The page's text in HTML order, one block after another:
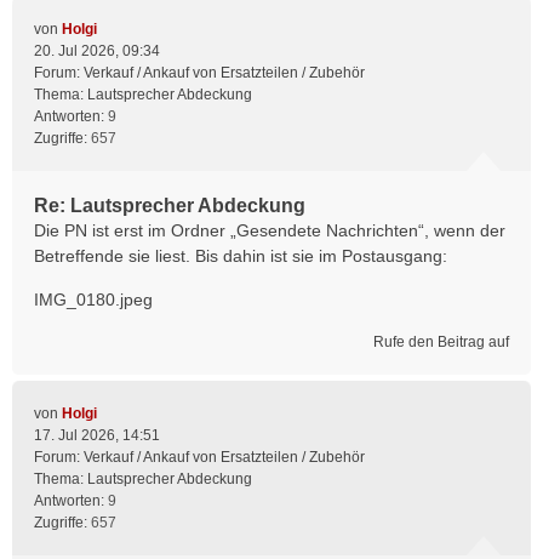
von Holgi
20. Jul 2026, 09:34
Forum: Verkauf / Ankauf von Ersatzteilen / Zubehör
Thema: Lautsprecher Abdeckung
Antworten: 9
Zugriffe: 657
Re: Lautsprecher Abdeckung
Die PN ist erst im Ordner „Gesendete Nachrichten“, wenn der
Betreffende sie liest. Bis dahin ist sie im Postausgang:
IMG_0180.jpeg
Rufe den Beitrag auf
von Holgi
17. Jul 2026, 14:51
Forum: Verkauf / Ankauf von Ersatzteilen / Zubehör
Thema: Lautsprecher Abdeckung
Antworten: 9
Zugriffe: 657